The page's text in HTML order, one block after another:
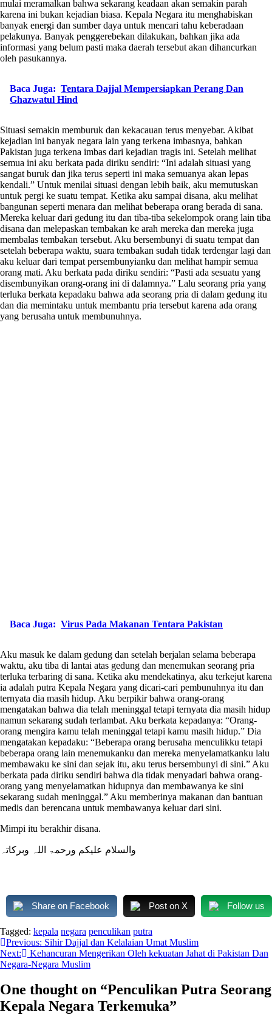
mulai meramalkan bahwa sekarang keadaan akan semakin parah
karena ini bukan kejadian biasa. Kepala Negara itu menghabiskan
banyak energi dan sumber daya untuk mencari tahu keberadaan
pelakunya. Banyak penggerebekan dilakukan, bahkan jika ada
informasi yang belum pasti maka daerah tersebut akan dihancurkan
oleh pasukannya.
Baca Juga: Tentara Dajjal Mempersiapkan Perang Dan
Ghazwatul Hind
Situasi semakin memburuk dan kekacauan terus menyebar. Akibat
kejadian ini banyak negara lain yang terkena imbasnya, bahkan
Pakistan juga terkena imbas dari kejadian tragis ini. Setelah melihat
semua ini aku berkata pada diriku sendiri: “Ini adalah situasi yang
sangat buruk dan jika terus seperti ini maka semuanya akan lepas
kendali.” Untuk menilai situasi dengan lebih baik, aku memutuskan
untuk pergi ke suatu tempat. Ketika aku sampai disana, aku melihat
bangunan seperti menara dan melihat beberapa orang berada di sana.
Mereka keluar dari gedung itu dan tiba-tiba sekelompok orang lain tiba
disana dan melepaskan tembakan ke arah mereka dan mereka juga
membalas tembakan tersebut. Aku bersembunyi di suatu tempat dan
setelah beberapa waktu, suara tembakan sudah tidak terdengar lagi dan
aku keluar dari tempat persembunyianku dan melihat hampir semua
orang mati. Aku berkata pada diriku sendiri: “Pasti ada sesuatu yang
disembunyikan orang-orang ini di dalamnya.” Lalu seorang pria yang
terluka berkata kepadaku bahwa ada seorang pria di dalam gedung itu
dan dia memintaku untuk membantu pria tersebut karena ada orang
yang berusaha untuk membunuhnya.
Baca Juga: Virus Pada Makanan Tentara Pakistan
Aku masuk ke dalam gedung dan setelah berjalan selama beberapa
waktu, aku tiba di lantai atas gedung dan menemukan seorang pria
terluka terbaring di sana. Ketika aku mendekatinya, aku terkejut karena
ia adalah putra Kepala Negara yang dicari-cari pembunuhnya itu dan
ternyata dia masih hidup. Aku berpikir bahwa orang-orang
mengatakan bahwa dia telah meninggal tetapi ternyata dia masih hidup
namun sekarang sudah terlambat. Aku berkata kepadanya: “Orang-
orang mengira kamu telah meninggal tetapi kamu masih hidup.” Dia
mengatakan kepadaku: “Beberapa orang berusaha menculikku tetapi
beberapa orang lain menemukanku dan mereka menyelamatkanku lalu
membawaku ke sini dan sejak itu, aku terus bersembunyi di sini.” Aku
berkata pada diriku sendiri bahwa dia tidak menyadari bahwa orang-
orang yang menyelamatkan hidupnya dan membawanya ke sini
sekarang sudah meninggal.” Aku memberinya makanan dan bantuan
medis dan berencana untuk membawanya keluar dari sini.
Mimpi itu berakhir disana.
والسلام علیکم ورحمۃ اللہ وبرکاتہ
Share on Facebook Post on X Follow us
Tagged: kepala negara penculikan putra
Navigasi
pos
Previous: Sihir Dajjal dan Kelalaian Umat Muslim
Next:
Kehancuran Mengerikan Oleh kekuatan Jahat di Pakistan Dan
Negara-Negara Muslim
One thought on “Penculikan Putra Seorang
Kepala Negara Terkemuka”